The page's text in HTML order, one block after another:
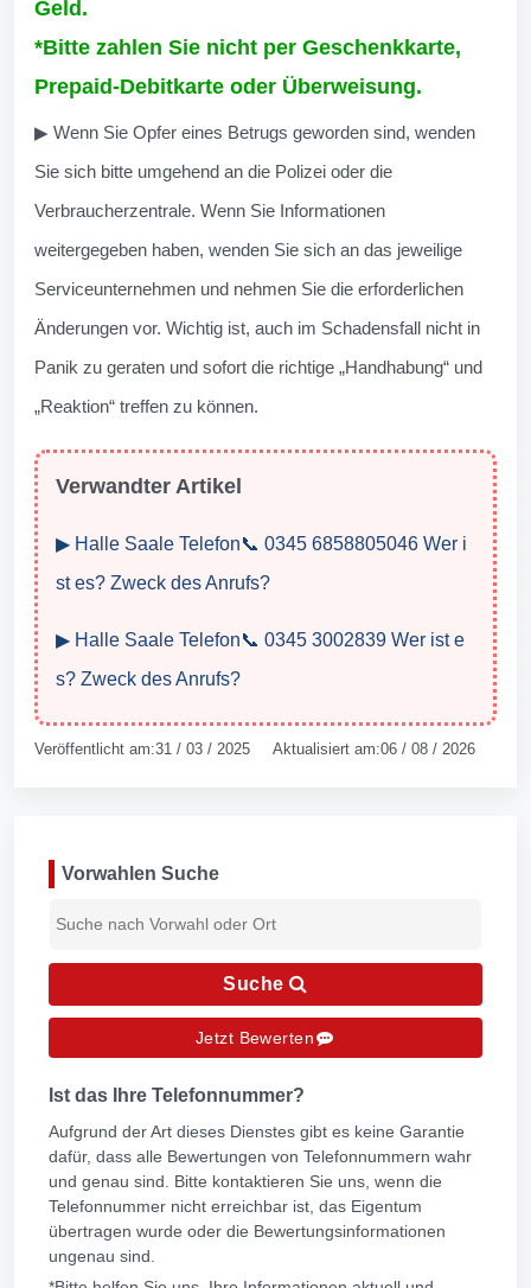
Geld.
*Bitte zahlen Sie nicht per Geschenkkarte,
Prepaid-Debitkarte oder Überweisung.
▶ Wenn Sie Opfer eines Betrugs geworden sind, wenden
Sie sich bitte umgehend an die Polizei oder die
Verbraucherzentrale. Wenn Sie Informationen
weitergegeben haben, wenden Sie sich an das jeweilige
Serviceunternehmen und nehmen Sie die erforderlichen
Änderungen vor. Wichtig ist, auch im Schadensfall nicht in
Panik zu geraten und sofort die richtige „Handhabung“ und
„Reaktion“ treffen zu können.
Verwandter Artikel
▶ Halle Saale Telefon📞 0345 6858805046 Wer i
st es? Zweck des Anrufs?
▶ Halle Saale Telefon📞 0345 3002839 Wer ist e
s? Zweck des Anrufs?
Veröffentlicht am:31 / 03 / 2025 Aktualisiert am:06 / 08 / 2026
Vorwahlen Suche
Suche
Jetzt Bewerten
Ist das Ihre Telefonnummer?
Aufgrund der Art dieses Dienstes gibt es keine Garantie
dafür, dass alle Bewertungen von Telefonnummern wahr
und genau sind. Bitte kontaktieren Sie uns, wenn die
Telefonnummer nicht erreichbar ist, das Eigentum
übertragen wurde oder die Bewertungsinformationen
ungenau sind.